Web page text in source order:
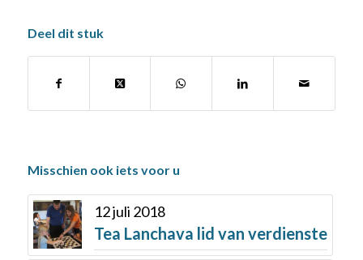
Deel dit stuk
Misschien ook iets voor u
12 juli 2018
Tea Lanchava lid van verdienste